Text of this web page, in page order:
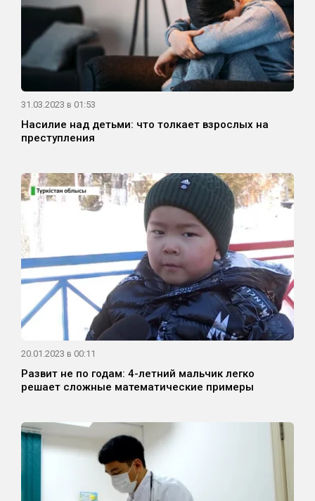
31.03.2023 в 01:53
Насилие над детьми: что толкает взрослых на
преступления
20.01.2023 в 00:11
Развит не по годам: 4-летний мальчик легко
решает сложные математические примеры